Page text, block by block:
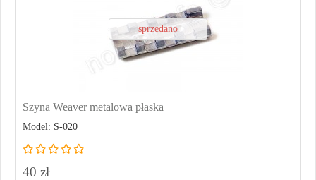
sprzedano
Szyna Weaver metalowa płaska
Model: S-020
40 zł